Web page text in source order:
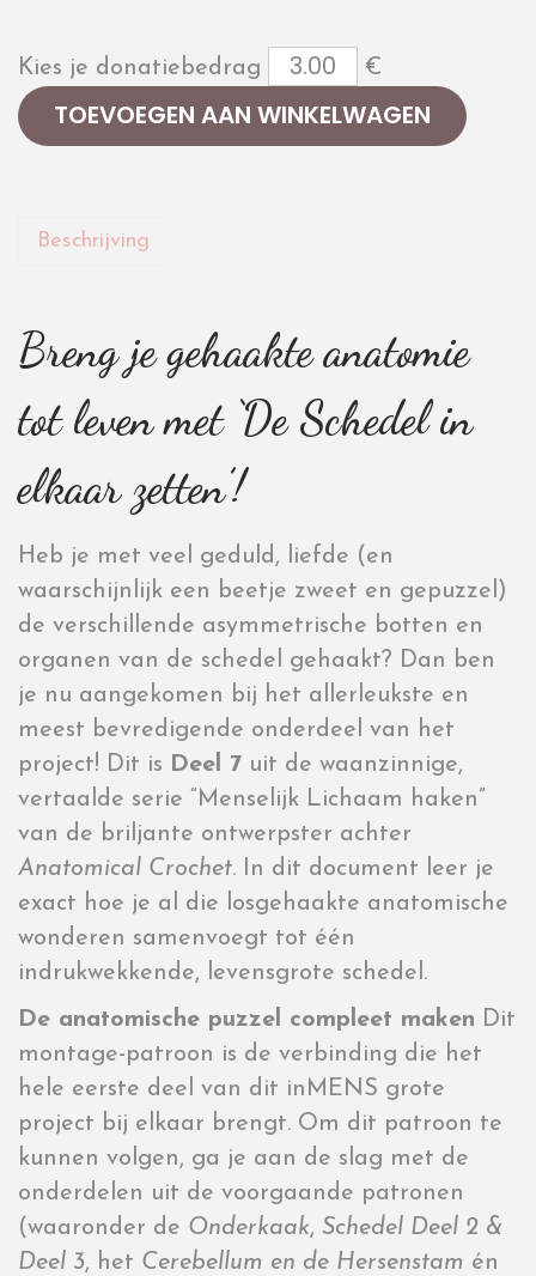
Kies je donatiebedrag €
TOEVOEGEN AAN WINKELWAGEN
Beschrijving
Breng je gehaakte anatomie
tot leven met ‘De Schedel in
elkaar zetten’!
Heb je met veel geduld, liefde (en
waarschijnlijk een beetje zweet en gepuzzel)
de verschillende asymmetrische botten en
organen van de schedel gehaakt? Dan ben
je nu aangekomen bij het allerleukste en
meest bevredigende onderdeel van het
project! Dit is Deel 7 uit de waanzinnige,
vertaalde serie “Menselijk Lichaam haken”
van de briljante ontwerpster achter
Anatomical Crochet. In dit document leer je
exact hoe je al die losgehaakte anatomische
wonderen samenvoegt tot één
indrukwekkende, levensgrote schedel.
De anatomische puzzel compleet maken Dit
montage-patroon is de verbinding die het
hele eerste deel van dit inMENS grote
project bij elkaar brengt. Om dit patroon te
kunnen volgen, ga je aan de slag met de
onderdelen uit de voorgaande patronen
(waaronder de Onderkaak, Schedel Deel 2 &
Deel 3, het Cerebellum en de Hersenstam én